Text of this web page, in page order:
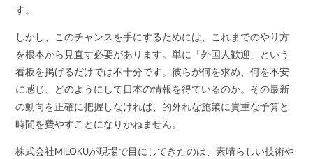
す。
しかし、このチャンスを手にするためには、これまでのやり方
を根本から見直す必要があります。単に「外国人歓迎」という
看板を掲げるだけでは不十分です。彼らが何を求め、何を不安
に感じ、どのようにして日本の情報を得ているのか。その最新
の動向を正確に把握しなければ、的外れな施策に貴重な予算と
時間を費やすことになりかねません。
株式会社MILOKUが現場で目にしてきたのは、素晴らしい技術や